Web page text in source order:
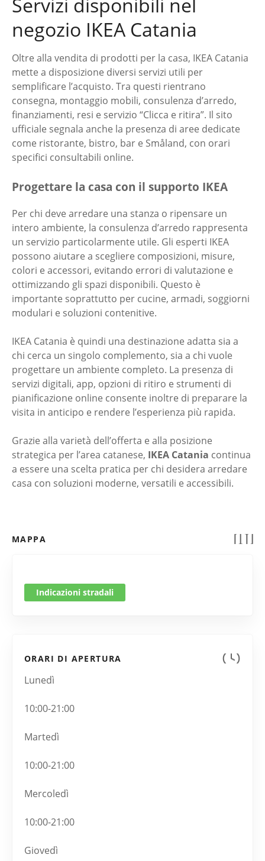
negozio IKEA Catania
Oltre alla vendita di prodotti per la casa, IKEA Catania
mette a disposizione diversi servizi utili per
semplificare l’acquisto. Tra questi rientrano
consegna, montaggio mobili, consulenza d’arredo,
finanziamenti, resi e servizio “Clicca e ritira”. Il sito
ufficiale segnala anche la presenza di aree dedicate
come ristorante, bistro, bar e Småland, con orari
specifici consultabili online.
Progettare la casa con il supporto IKEA
Per chi deve arredare una stanza o ripensare un
intero ambiente, la consulenza d’arredo rappresenta
un servizio particolarmente utile. Gli esperti IKEA
possono aiutare a scegliere composizioni, misure,
colori e accessori, evitando errori di valutazione e
ottimizzando gli spazi disponibili. Questo è
importante soprattutto per cucine, armadi, soggiorni
modulari e soluzioni contenitive.
IKEA Catania è quindi una destinazione adatta sia a
chi cerca un singolo complemento, sia a chi vuole
progettare un ambiente completo. La presenza di
servizi digitali, app, opzioni di ritiro e strumenti di
pianificazione online consente inoltre di preparare la
visita in anticipo e rendere l’esperienza più rapida.
Grazie alla varietà dell’offerta e alla posizione
strategica per l’area catanese, IKEA Catania continua
a essere una scelta pratica per chi desidera arredare
casa con soluzioni moderne, versatili e accessibili.
MAPPA
Indicazioni stradali
ORARI DI APERTURA
Lunedì
10:00-21:00
Martedì
10:00-21:00
Mercoledì
10:00-21:00
Giovedì